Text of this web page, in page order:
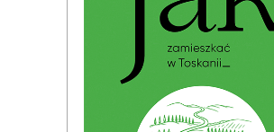
JAK ZAMIESZKAĆ W
49.99zł 32.49